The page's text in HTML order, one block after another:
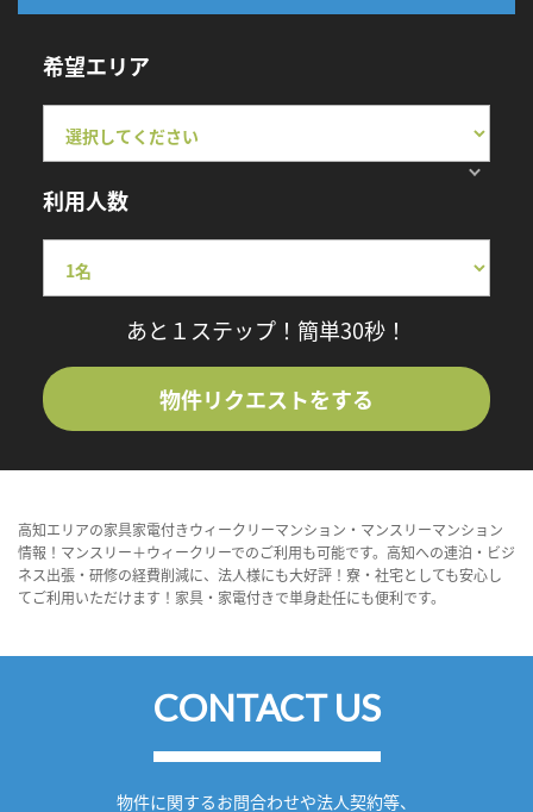
希望エリア
利用人数
あと１ステップ！簡単30秒！
物件リクエストをする
高知エリアの家具家電付きウィークリーマンション・マンスリーマンション
情報！マンスリー＋ウィークリーでのご利用も可能です。高知への連泊・ビジ
ネス出張・研修の経費削減に、法人様にも大好評！寮・社宅としても安心し
てご利用いただけます！家具・家電付きで単身赴任にも便利です。
CONTACT US
物件に関するお問合わせや法人契約等、